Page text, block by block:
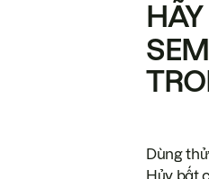
Dùng
Hủy bất